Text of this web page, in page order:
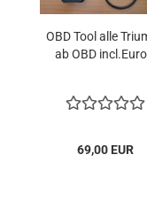
OBD Tool alle
ab OBD
69,00 EUR